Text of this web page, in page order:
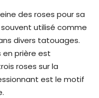
des roses pour sa
utilisé comme
divers tatouages.
en prière est
roses sur la
est le motif